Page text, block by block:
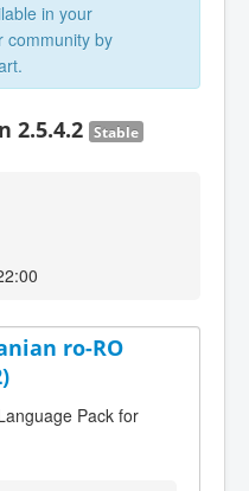
in your
community by
2.5.4.2 Stable
ro-RO
Pack for